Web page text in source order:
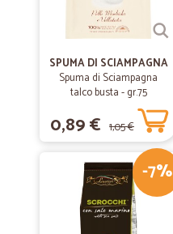
SPUMA DI SCIAMPAGNA
Spuma di Sciampagna
talco busta - gr.75
0,89 € 1,05 €
-7%